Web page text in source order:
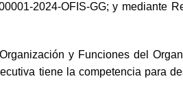
2024-OFIS-GG; y mediante
y Funciones del
tiene la competencia para